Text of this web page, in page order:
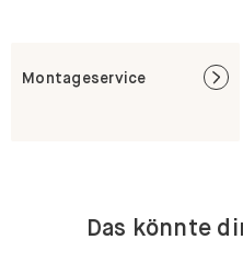
Montageservice
Das könnte